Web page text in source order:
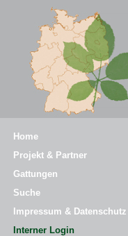
Home
Projekt & Partner
Gattungen
Suche
Impressum & Datenschutz
Interner Login